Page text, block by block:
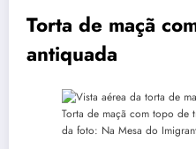
Torta de maçã
antiquada
Torta de maçã com topo de
da foto: Na Mesa do